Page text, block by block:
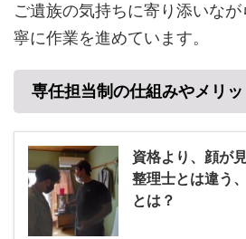
ご遺族の気持ちに寄り添いな
寧に作業を進めています。
専任担当制の仕組みやメリ
資格より、顔が
整理士とは違う
とは？